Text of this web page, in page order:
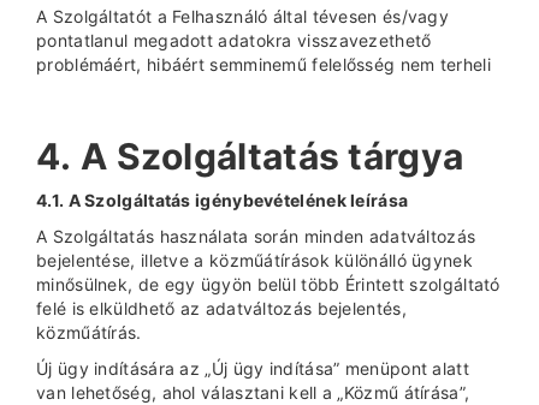
A Szolgáltatót a Felhasználó által tévesen és/vagy
pontatlanul megadott adatokra visszavezethető
problémáért, hibáért semminemű felelősség nem terheli
4. A Szolgáltatás tárgya
4.1. A Szolgáltatás igénybevételének leírása
A Szolgáltatás használata során minden adatváltozás
bejelentése, illetve a közműátírások különálló ügynek
minősülnek, de egy ügyön belül több Érintett szolgáltató
felé is elküldhető az adatváltozás bejelentés,
közműátírás.
Új ügy indítására az „Új ügy indítása” menüpont alatt
van lehetőség, ahol választani kell a „Közmű átírása”,